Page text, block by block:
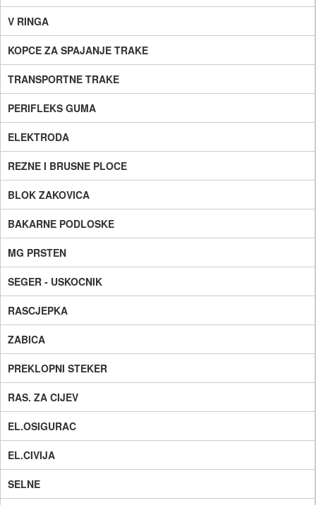
V RINGA
KOPCE ZA SPAJANJE TRAKE
TRANSPORTNE TRAKE
PERIFLEKS GUMA
ELEKTRODA
REZNE I BRUSNE PLOCE
BLOK ZAKOVICA
BAKARNE PODLOSKE
MG PRSTEN
SEGER - USKOCNIK
RASCJEPKA
ZABICA
PREKLOPNI STEKER
RAS. ZA CIJEV
EL.OSIGURAC
EL.CIVIJA
SELNE